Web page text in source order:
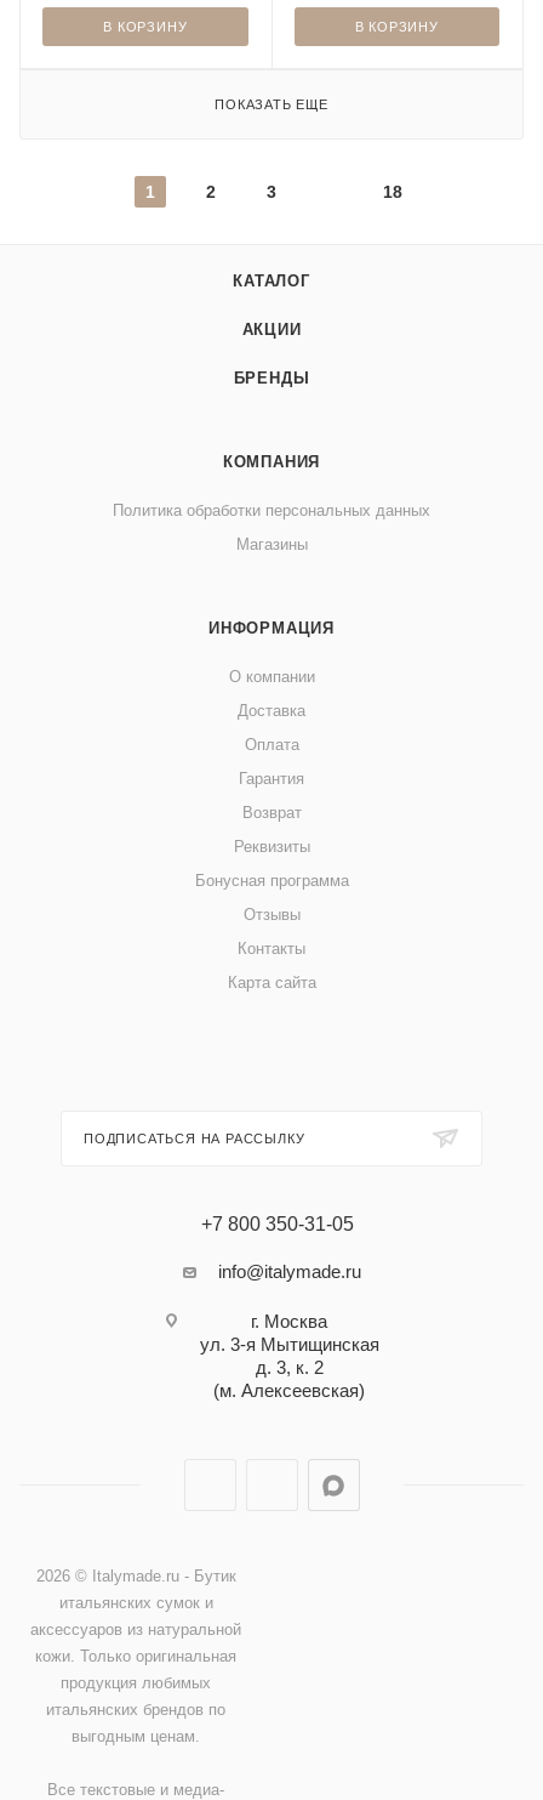
В КОРЗИНУ В КОРЗИНУ
ПОКАЗАТЬ ЕЩЕ
1 2 3 18
КАТАЛОГ
АКЦИИ
БРЕНДЫ
КОМПАНИЯ
Политика обработки персональных данных
Магазины
ИНФОРМАЦИЯ
О компании
Доставка
Оплата
Гарантия
Возврат
Реквизиты
Бонусная программа
Отзывы
Контакты
Карта сайта
ПОДПИСАТЬСЯ НА РАССЫЛКУ
+7 800 350-31-05
info@italymade.ru
г. Москва
ул. 3-я Мытищинская
д. 3, к. 2
(м. Алексеевская)
2026 © Italymade.ru - Бутик
итальянских сумок и
аксессуаров из натуральной
кожи. Только оригинальная
продукция любимых
итальянских брендов по
выгодным ценам.
Все текстовые и медиа-